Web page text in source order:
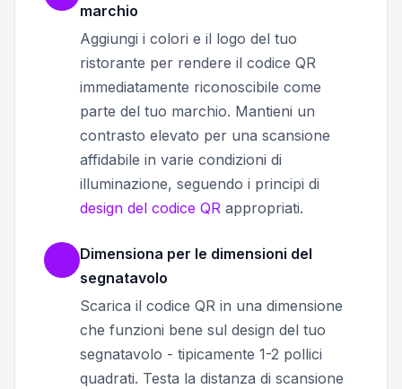
marchio
Aggiungi i colori e il logo del tuo
ristorante per rendere il codice QR
immediatamente riconoscibile come
parte del tuo marchio. Mantieni un
contrasto elevato per una scansione
affidabile in varie condizioni di
illuminazione, seguendo i principi di
design del codice QR appropriati.
Dimensiona per le dimensioni del
segnatavolo
Scarica il codice QR in una dimensione
che funzioni bene sul design del tuo
segnatavolo - tipicamente 1-2 pollici
quadrati. Testa la distanza di scansione